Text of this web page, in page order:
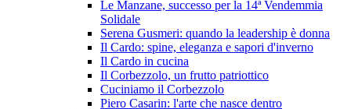
Le Manzane, successo per la 14ª Vendemmia
Solidale
Serena Gusmeri: quando la leadership è donna
Il Cardo: spine, eleganza e sapori d'inverno
Il Cardo in cucina
Il Corbezzolo, un frutto patriottico
Cuciniamo il Corbezzolo
Piero Casarin: l'arte che nasce dentro